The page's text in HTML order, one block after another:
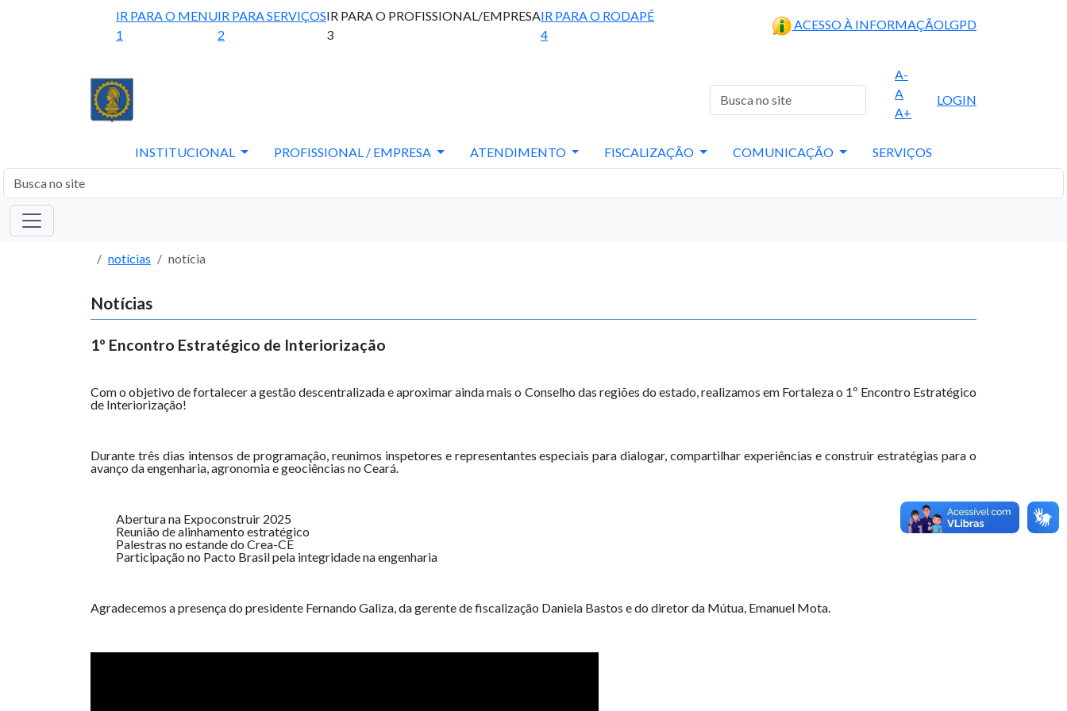
IR PARA O MENU
1
IR PARA SERVIÇOS
2
IR PARA O PROFISSIONAL/EMPRESA
3
IR PARA O RODAPÉ
4
ACESSO À INFORMAÇÃOLGPD
A-
A
A+
LOGIN
INSTITUCIONAL PROFISSIONAL / EMPRESA ATENDIMENTO FISCALIZAÇÃO COMUNICAÇÃO SERVIÇOS
notícias notícia
Notícias
1º Encontro Estratégico de Interiorização
Com o objetivo de fortalecer a gestão descentralizada e aproximar ainda mais o Conselho das regiões do estado, realizamos em Fortaleza o 1º Encontro Estratégico
de Interiorização!
Durante três dias intensos de programação, reunimos inspetores e representantes especiais para dialogar, compartilhar experiências e construir estratégias para o
avanço da engenharia, agronomia e geociências no Ceará.
Abertura na Expoconstruir 2025
Reunião de alinhamento estratégico
Palestras no estande do Crea-CE
Participação no Pacto Brasil pela integridade na engenharia
Agradecemos a presença do presidente Fernando Galiza, da gerente de fiscalização Daniela Bastos e do diretor da Mútua, Emanuel Mota.